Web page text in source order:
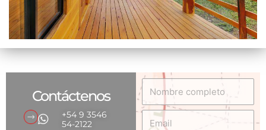
Contáctenos
+54 9 3546
54-2122
completo
Email